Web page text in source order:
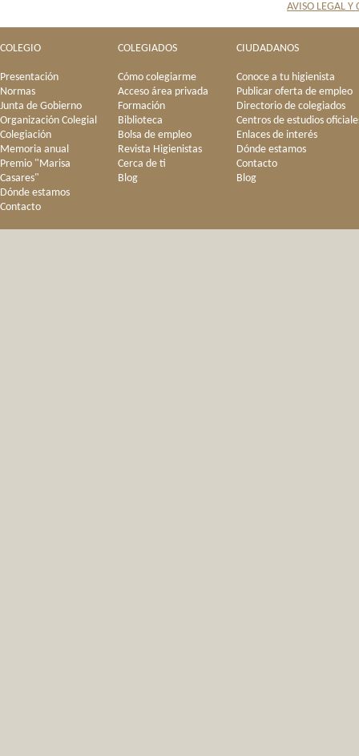
AVISO LEGAL Y
COLEGIO
Presentación
Normas
Junta de Gobierno
Organización Colegial
Colegiación
Memoria anual
Premio "Marisa
Casares"
Dónde estamos
Contacto
COLEGIADOS
Cómo colegiarme
Acceso área privada
Formación
Biblioteca
Bolsa de empleo
Revista Higienistas
Cerca de ti
Blog
CIUDADANOS
Conoce a tu higienista
Publicar oferta de empleo
Directorio de colegiados
Centros de estudios
Enlaces de interés
Dónde estamos
Contacto
Blog